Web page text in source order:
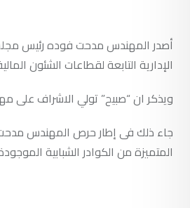
أصدر المهندس مدحت فوده رئيس مجلس
الإدارية التابعة لقطاعات الشئون
ويذكر ان “صبيح” تولي الاشراف على
جاء ذلك فى إطار حرص المهندس مدحت
المتميزة من الكوادر الشبابية